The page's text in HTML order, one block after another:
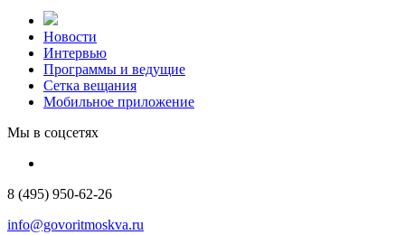
Новости
Интервью
Программы и ведущие
Сетка вещания
Мобильное приложение
Мы в соцсетях
8 (495) 950-62-26
info@govoritmoskva.ru